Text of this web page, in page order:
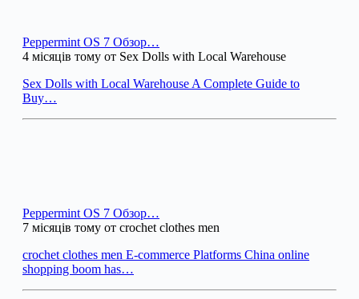
Peppermint OS 7 Обзор…
4 місяців тому от Sex Dolls with Local Warehouse
Sex Dolls with Local Warehouse A Complete Guide to
Buy…
Peppermint OS 7 Обзор…
7 місяців тому от crochet clothes men
crochet clothes men E-commerce Platforms China online
shopping boom has…